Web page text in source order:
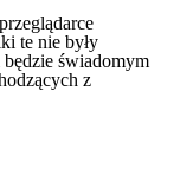
te nie były
świadomym
z